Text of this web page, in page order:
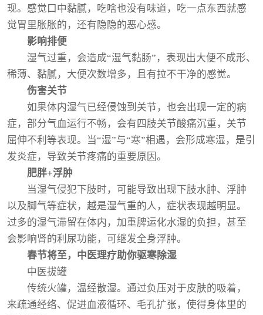
现。感觉口中黏腻，吃啥也没有味道，吃一点东西就感
觉胃里胀胀的，还有隐隐的恶心感。
影响排便
湿气过重，会造成“湿气黏肠”，表现出大便不成形、
稀薄、黏腻，大便次数增多，且有拉不干净的感觉。
伤害关节
如果体内湿气已经侵蚀到关节，也会出现一定的病
症，部分气血运行不畅，会有四肢关节酸痛沉重，关节
屈伸不利等表现。当“湿”与“寒”相遇，会形成寒湿，是引
发炎症，导致关节疼痛的重要原因。
肥胖+浮肿
当湿气侵犯下肢时，可能导致出现下肢水肿、浮肿
以及脚气等症状，越是湿气重的人，症状表现越明显。
过多的湿气滞留在体内，加重脾运化水湿的负担，甚至
会影响肾的利尿功能，可继发全身浮肿。
春节将至，中医理疗助你驱寒除湿
中医拔罐
传统火罐，温经散湿。通过负压对于皮肤的吸着，
来疏通经络、促进血液循环、毛孔扩张，使得身体里的